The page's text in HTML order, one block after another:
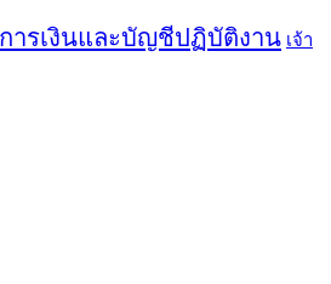
ารเงินและบัญชีปฏิบัติงาน เจ้า